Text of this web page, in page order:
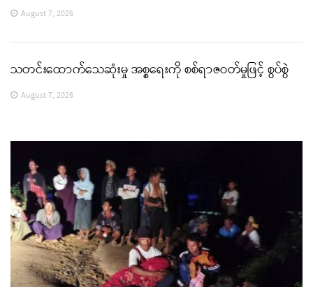
August 7, 2026
သတင်းထောက်သေဆုံးမှု အစ္စရေးကို စစ်ရာဇဝတ်မှုဖြင့် စွပ်စွဲ
August 7, 2026